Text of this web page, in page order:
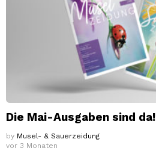
Die Mai-Ausgaben sind da!
by Musel- & Sauerzeidung
vor 3 Monaten